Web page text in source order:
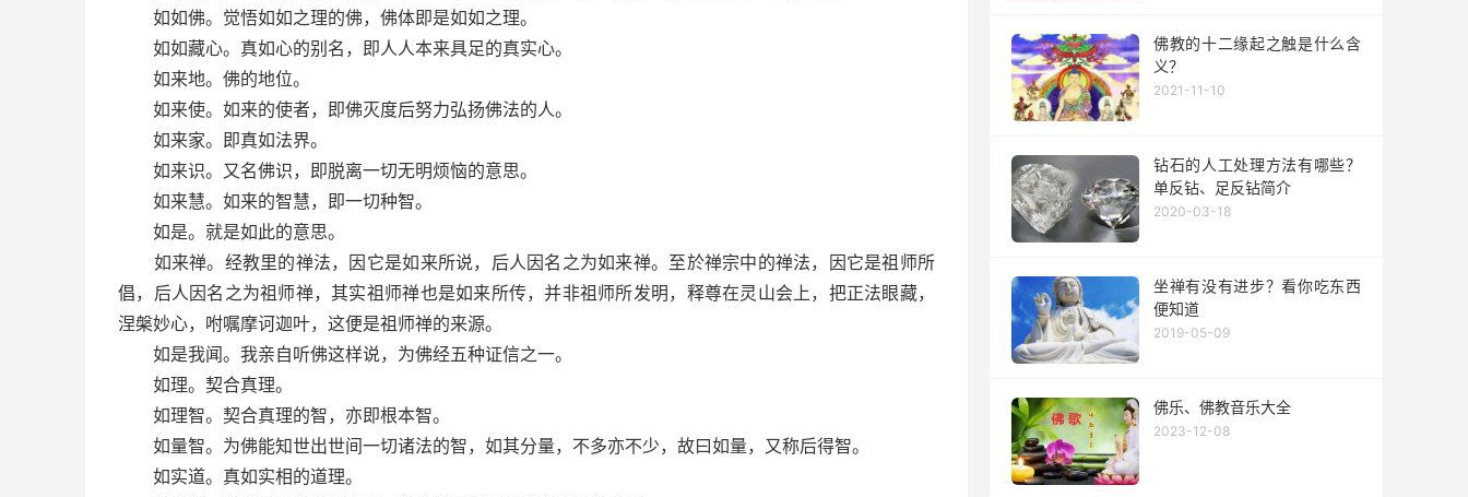
如如佛。觉悟如如之理的佛，佛体即是如如之理。
如如藏心。真如心的别名，即人人本来具足的真实心。
如来地。佛的地位。
如来使。如来的使者，即佛灭度后努力弘扬佛法的人。
如来家。即真如法界。
如来识。又名佛识，即脱离一切无明烦恼的意思。
如来慧。如来的智慧，即一切种智。
如是。就是如此的意思。
如来禅。经教里的禅法，因它是如来所说，后人因名之为如来禅。至於禅宗中的禅法，因它是祖师所
倡，后人因名之为祖师禅，其实祖师禅也是如来所传，并非祖师所发明，释尊在灵山会上，把正法眼藏，
涅槃妙心，咐嘱摩诃迦叶，这便是祖师禅的来源。
如是我闻。我亲自听佛这样说，为佛经五种证信之一。
如理。契合真理。
如理智。契合真理的智，亦即根本智。
如量智。为佛能知世出世间一切诸法的智，如其分量，不多亦不少，故曰如量，又称后得智。
如实道。真如实相的道理。
佛教的十二缘起之触是什么含
义？
2021-11-10
钻石的人工处理方法有哪些？
单反钻、足反钻简介
2020-03-18
坐禅有没有进步？看你吃东西
便知道
2019-05-09
佛乐、佛教音乐大全
2023-12-08